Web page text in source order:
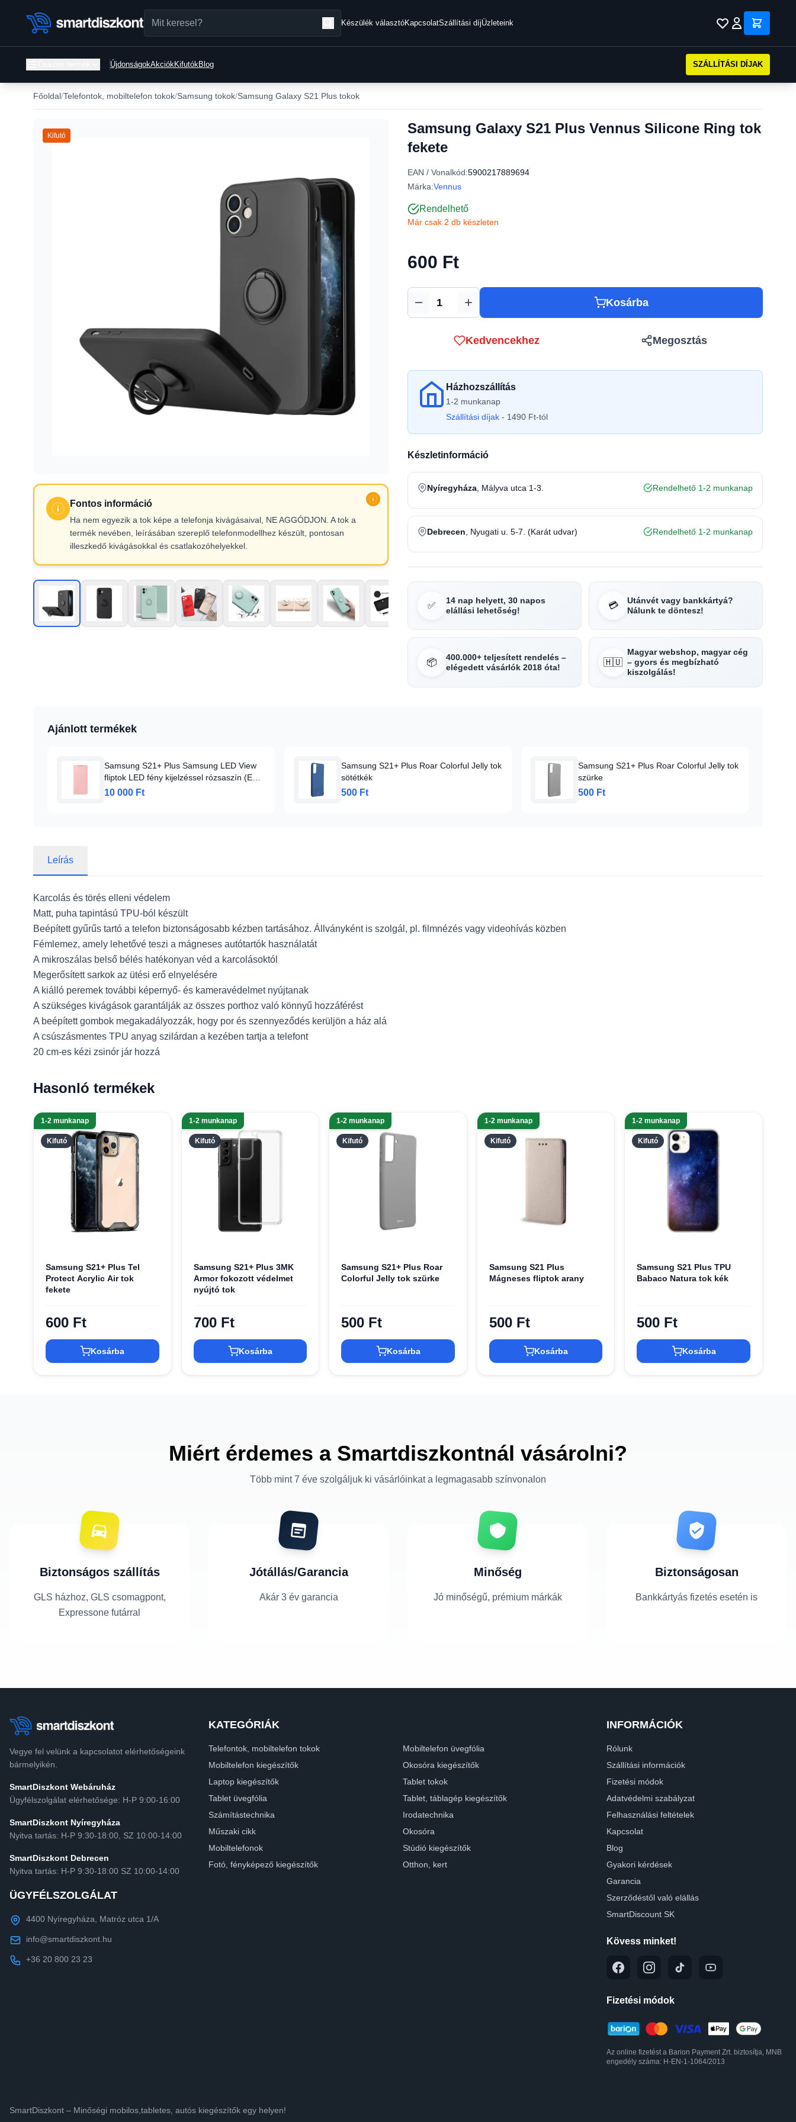
Készülék választóKapcsolatSzállítási díjÜzleteink
ÚjdonságokAkciókKifutókBlog SZÁLLÍTÁSI DÍJAK
Főoldal Telefontok, mobiltelefon tokok Samsung tokok Samsung Galaxy S21 Plus tokok
Fontos információ
Ha nem egyezik a tok képe a telefonja kivágásaival, NE AGGÓDJON. A tok a
termék nevében, leírásában szereplő telefonmodellhez készült, pontosan
illeszkedő kivágásokkal és csatlakozóhelyekkel.
Kifutó
Samsung Galaxy S21 Plus Vennus Silicone Ring tok
fekete
EAN / Vonalkód:5900217889694
Márka:Vennus
Rendelhető
Már csak 2 db készleten
600 Ft
Mennyiség Kosárba
Kedvencekhez Megosztás
Házhozszállítás
1-2 munkanap
Szállítási díjak - 1490 Ft-tól
Készletinformáció
Nyíregyháza , Mályva utca 1-3. Rendelhető 1-2 munkanap
Debrecen , Nyugati u. 5-7. (Karát udvar) Rendelhető 1-2 munkanap
✅
14 nap helyett, 30 napos
elállási lehetőség!
💳
Utánvét vagy bankkártyá?
Nálunk te döntesz!
📦
400.000+ teljesített rendelés –
elégedett vásárlók 2018 óta!
🇭🇺
Magyar webshop, magyar cég
– gyors és megbízható
kiszolgálás!
Ajánlott termékek
Samsung S21+ Plus Samsung LED View
fliptok LED fény kijelzéssel rózsaszín (EF-
NG996PPEGEE)
10 000 Ft
Samsung S21+ Plus Roar Colorful Jelly tok
sötétkék
500 Ft
Samsung S21+ Plus Roar Colorful Jelly tok
szürke
500 Ft
Leírás
Karcolás és törés elleni védelem
Matt, puha tapintású TPU-ból készült
Beépített gyűrűs tartó a telefon biztonságosabb kézben tartásához. Állványként is szolgál, pl. filmnézés vagy videohívás közben
Fémlemez, amely lehetővé teszi a mágneses autótartók használatát
A mikroszálas belső bélés hatékonyan véd a karcolásoktól
Megerősített sarkok az ütési erő elnyelésére
A kiálló peremek további képernyő- és kameravédelmet nyújtanak
A szükséges kivágások garantálják az összes porthoz való könnyű hozzáférést
A beépített gombok megakadályozzák, hogy por és szennyeződés kerüljön a ház alá
A csúszásmentes TPU anyag szilárdan a kezében tartja a telefont
20 cm-es kézi zsinór jár hozzá
Hasonló termékek
Kifutó
1-2 munkanap
Samsung S21+ Plus Tel
Protect Acrylic Air tok
fekete
600 Ft
Kosárba
Kifutó
1-2 munkanap
Samsung S21+ Plus 3MK
Armor fokozott védelmet
nyújtó tok
700 Ft
Kosárba
Kifutó
1-2 munkanap
Samsung S21+ Plus Roar
Colorful Jelly tok szürke
500 Ft
Kosárba
Kifutó
1-2 munkanap
Samsung S21 Plus
Mágneses fliptok arany
500 Ft
Kosárba
Kifutó
1-2 munkanap
Samsung S21 Plus TPU
Babaco Natura tok kék
500 Ft
Kosárba
Miért érdemes a Smartdiszkontnál vásárolni?
Több mint 7 éve szolgáljuk ki vásárlóinkat a legmagasabb színvonalon
Biztonságos szállítás
GLS házhoz, GLS csomagpont,
Expressone futárral
Jótállás/Garancia
Akár 3 év garancia
Minőség
Jó minőségű, prémium márkák
Biztonságosan
Bankkártyás fizetés esetén is
Vegye fel velünk a kapcsolatot elérhetőségeink
bármelyikén.
SmartDiszkont Webáruház
Ügyfélszolgálat elérhetősége: H-P 9:00-16:00
SmartDiszkont Nyíregyháza
Nyitva tartás: H-P 9:30-18:00, SZ 10:00-14:00
SmartDiszkont Debrecen
Nyitva tartás: H-P 9:30-18:00 SZ 10:00-14:00
ÜGYFÉLSZOLGÁLAT
4400 Nyíregyháza, Matróz utca 1/A
info@smartdiszkont.hu
+36 20 800 23 23
KATEGÓRIÁK
Telefontok, mobiltelefon tokok
Mobiltelefon üvegfólia
Mobiltelefon kiegészítők
Okosóra kiegészítők
Laptop kiegészítők
Tablet tokok
Tablet üvegfólia
Tablet, táblagép kiegészítők
Számítástechnika
Irodatechnika
Műszaki cikk
Okosóra
Mobiltelefonok
Stúdió kiegészítők
Fotó, fényképező kiegészítők
Otthon, kert
INFORMÁCIÓK
Rólunk
Szállítási információk
Fizetési módok
Adatvédelmi szabályzat
Felhasználási feltételek
Kapcsolat
Blog
Gyakori kérdések
Garancia
Szerződéstől való elállás
SmartDiscount SK
Kövess minket!
Fizetési módok
Az online fizetést a Barion Payment Zrt. biztosítja, MNB
engedély száma: H-EN-1-1064/2013
SmartDiszkont – Minőségi mobilos,tabletes, autós kiegészítők egy helyen!